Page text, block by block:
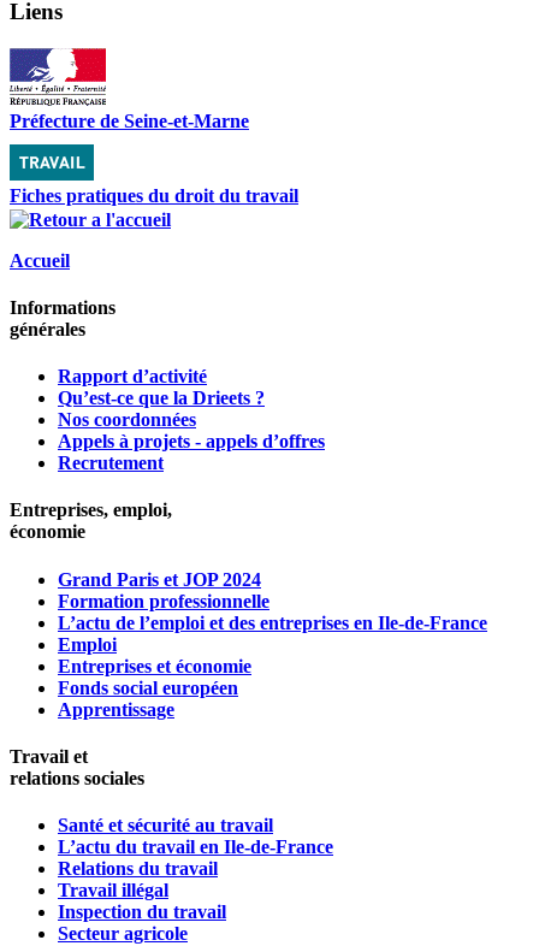
Liens
Préfecture de Seine-et-Marne
Fiches pratiques du droit du travail
Accueil
Informations
générales
Rapport d’activité
Qu’est-ce que la Drieets ?
Nos coordonnées
Appels à projets - appels d’offres
Recrutement
Entreprises, emploi,
économie
Grand Paris et JOP 2024
Formation professionnelle
L’actu de l’emploi et des entreprises en Ile-de-France
Emploi
Entreprises et économie
Fonds social européen
Apprentissage
Travail et
relations sociales
Santé et sécurité au travail
L’actu du travail en Ile-de-France
Relations du travail
Travail illégal
Inspection du travail
Secteur agricole